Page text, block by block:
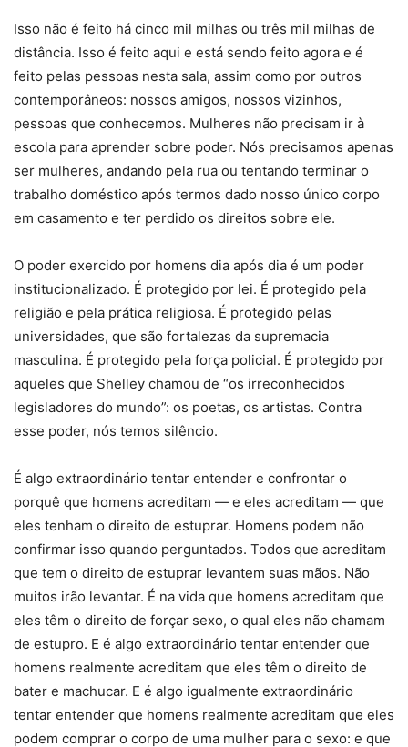
Isso não é feito há cinco mil milhas ou três mil milhas de
distância. Isso é feito aqui e está sendo feito agora e é
feito pelas pessoas nesta sala, assim como por outros
contemporâneos: nossos amigos, nossos vizinhos,
pessoas que conhecemos. Mulheres não precisam ir à
escola para aprender sobre poder. Nós precisamos apenas
ser mulheres, andando pela rua ou tentando terminar o
trabalho doméstico após termos dado nosso único corpo
em casamento e ter perdido os direitos sobre ele.
O poder exercido por homens dia após dia é um poder
institucionalizado. É protegido por lei. É protegido pela
religião e pela prática religiosa. É protegido pelas
universidades, que são fortalezas da supremacia
masculina. É protegido pela força policial. É protegido por
aqueles que Shelley chamou de “os irreconhecidos
legisladores do mundo”: os poetas, os artistas. Contra
esse poder, nós temos silêncio.
É algo extraordinário tentar entender e confrontar o
porquê que homens acreditam — e eles acreditam — que
eles tenham o direito de estuprar. Homens podem não
confirmar isso quando perguntados. Todos que acreditam
que tem o direito de estuprar levantem suas mãos. Não
muitos irão levantar. É na vida que homens acreditam que
eles têm o direito de forçar sexo, o qual eles não chamam
de estupro. E é algo extraordinário tentar entender que
homens realmente acreditam que eles têm o direito de
bater e machucar. E é algo igualmente extraordinário
tentar entender que homens realmente acreditam que eles
podem comprar o corpo de uma mulher para o sexo: e que